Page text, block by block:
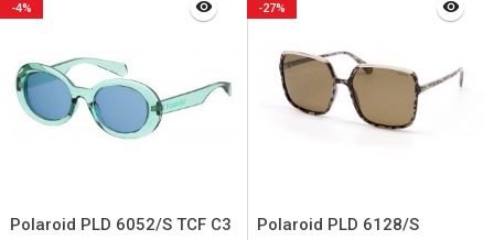
Polaroid PLD 6052/S TCF C3
-4%
Polaroid PLD 6128/S
-27%